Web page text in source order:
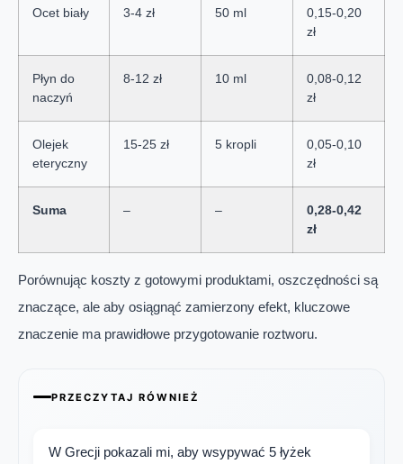
Ocet biały 3-4 zł 50 ml
0,15-0,20
zł
Płyn do
naczyń
8-12 zł 10 ml
0,08-0,12
zł
Olejek
eteryczny
15-25 zł 5 kropli
0,05-0,10
zł
Suma – –
0,28-0,42
zł
Porównując koszty z gotowymi produktami, oszczędności są
znaczące, ale aby osiągnąć zamierzony efekt, kluczowe
znaczenie ma prawidłowe przygotowanie roztworu.
PRZECZYTAJ RÓWNIEŻ
W Grecji pokazali mi, aby wsypywać 5 łyżek